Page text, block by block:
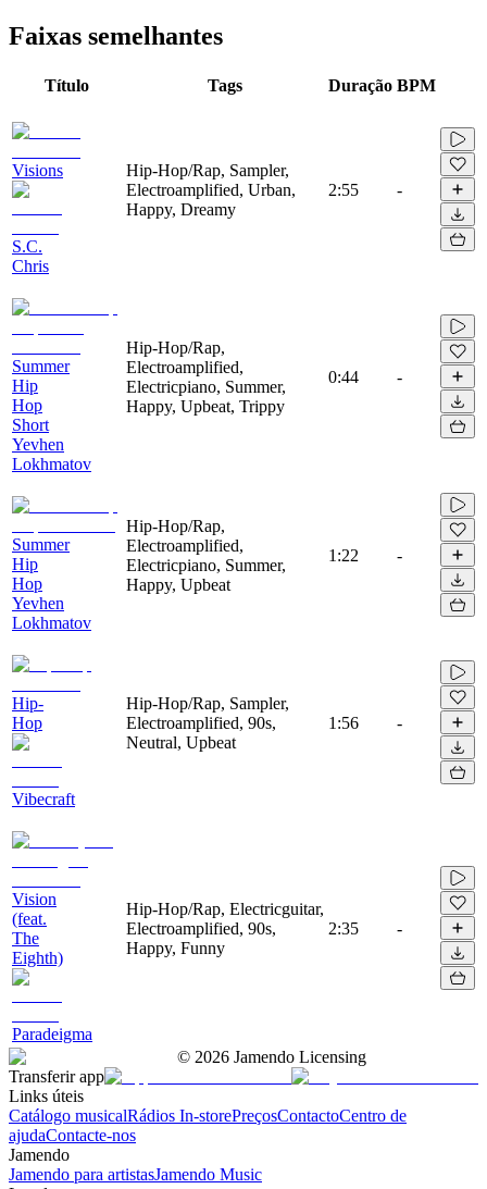
Faixas semelhantes
Título Tags Duração BPM
Visions
S.C.
Chris
Hip-Hop/Rap, Sampler,
Electroamplified, Urban,
Happy, Dreamy
2:55 -
Summer
Hip
Hop
Short
Yevhen
Lokhmatov
Hip-Hop/Rap,
Electroamplified,
Electricpiano, Summer,
Happy, Upbeat, Trippy
0:44 -
Summer
Hip
Hop
Yevhen
Lokhmatov
Hip-Hop/Rap,
Electroamplified,
Electricpiano, Summer,
Happy, Upbeat
1:22 -
Hip-
Hop
Vibecraft
Hip-Hop/Rap, Sampler,
Electroamplified, 90s,
Neutral, Upbeat
1:56 -
Vision
(feat.
The
Eighth)
Paradeigma
Hip-Hop/Rap, Electricguitar,
Electroamplified, 90s,
Happy, Funny
2:35 -
© 2026 Jamendo Licensing
Transferir app
Links úteis
Catálogo musicalRádios In-storePreçosContactoCentro de
ajudaContacte-nos
Jamendo
Jamendo para artistasJamendo Music